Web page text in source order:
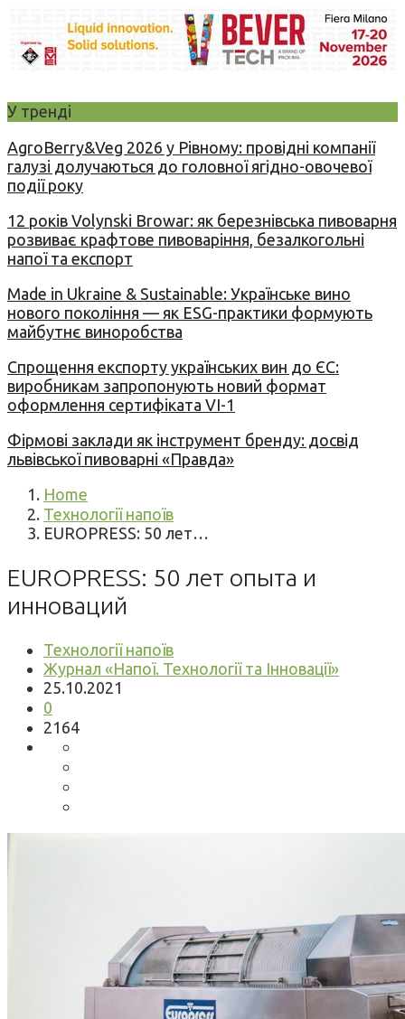
У тренді
AgroBerry&Veg 2026 у Рівному: провідні компанії
галузі долучаються до головної ягідно-овочевої
події року
12 років Volynski Browar: як березнівська пивоварня
розвиває крафтове пивоваріння, безалкогольні
напої та експорт
Made in Ukraine & Sustainable: Українське вино
нового покоління — як ESG-практики формують
майбутнє виноробства
Спрощення експорту українських вин до ЄС:
виробникам запропонують новий формат
оформлення сертифіката VI-1
Фірмові заклади як інструмент бренду: досвід
львівської пивоварні «Правда»
Home
Технології напоїв
EUROPRESS: 50 лет…
EUROPRESS: 50 лет опыта и
инноваций
Технології напоїв
Журнал «Напої. Технології та Інновації»
25.10.2021
0
2164